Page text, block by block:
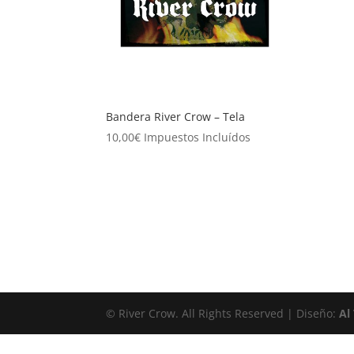
Bandera River Crow – Tela
10,00€ Impuestos Incluídos
© River Crow. All Rights Reserved | Diseño:Al